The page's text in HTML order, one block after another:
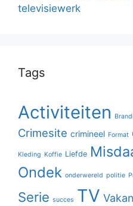
televisiewerk
Tags
Activiteiten
Crimesite crimineel Format
Kleding Koffie Liefde
Ondek onderwereld politie
Serie succes TV